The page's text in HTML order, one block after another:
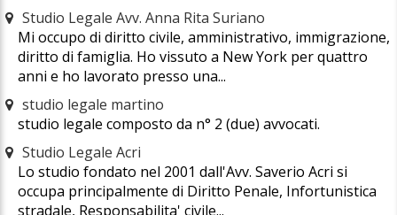
Studio Legale Avv. Anna Rita Suriano
Mi occupo di diritto civile, amministrativo, immigrazione,
diritto di famiglia. Ho vissuto a New York per quattro
anni e ho lavorato presso una...
studio legale martino
studio legale composto da n° 2 (due) avvocati.
Studio Legale Acri
Lo studio fondato nel 2001 dall'Avv. Saverio Acri si
occupa principalmente di Diritto Penale, Infortunistica
stradale, Responsabilita' civile...